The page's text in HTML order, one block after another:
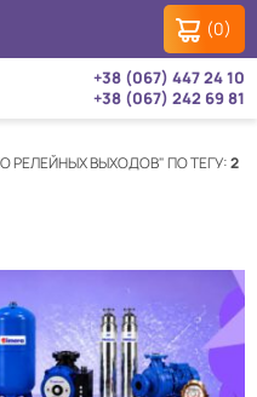
(0)
+38 (067) 447 24 10
+38 (067) 242 69 81
РЕЛЕЙНЫХ ВЫХОДОВ" ПО ТЕГУ:2